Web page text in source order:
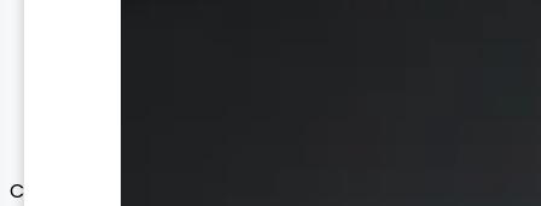
Case para Celular